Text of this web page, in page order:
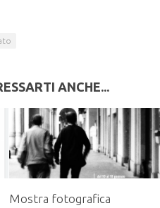
ANCHE...
Mostra fotografica